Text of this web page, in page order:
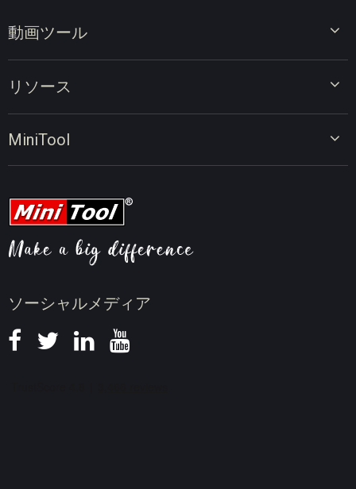
ソーシャルメディア
動画ツール
ビデオコンバーター
リソース
動画圧縮のヒント
ニュース
MiniTool